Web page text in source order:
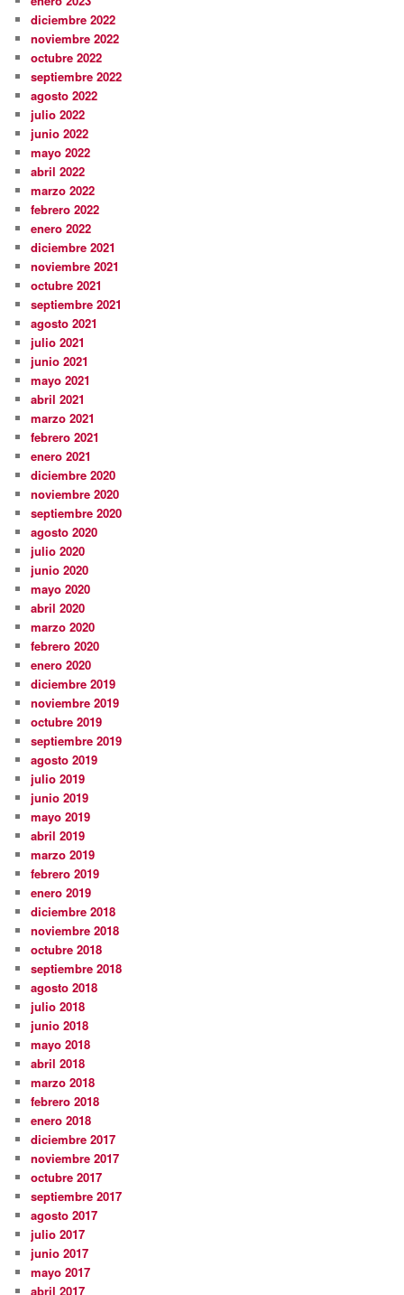
diciembre 2022
noviembre 2022
octubre 2022
septiembre 2022
agosto 2022
julio 2022
junio 2022
mayo 2022
abril 2022
marzo 2022
febrero 2022
enero 2022
diciembre 2021
noviembre 2021
octubre 2021
septiembre 2021
agosto 2021
julio 2021
junio 2021
mayo 2021
abril 2021
marzo 2021
febrero 2021
enero 2021
diciembre 2020
noviembre 2020
septiembre 2020
agosto 2020
julio 2020
junio 2020
mayo 2020
abril 2020
marzo 2020
febrero 2020
enero 2020
diciembre 2019
noviembre 2019
octubre 2019
septiembre 2019
agosto 2019
julio 2019
junio 2019
mayo 2019
abril 2019
marzo 2019
febrero 2019
enero 2019
diciembre 2018
noviembre 2018
octubre 2018
septiembre 2018
agosto 2018
julio 2018
junio 2018
mayo 2018
abril 2018
marzo 2018
febrero 2018
enero 2018
diciembre 2017
noviembre 2017
octubre 2017
septiembre 2017
agosto 2017
julio 2017
junio 2017
mayo 2017
abril 2017